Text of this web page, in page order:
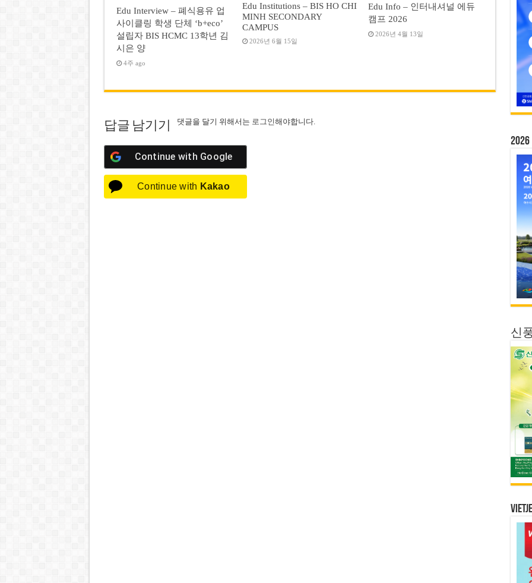
Edu Interview – 폐식용유 업
사이클링 학생 단체 ‘b+eco’
설립자 BIS HCMC 13학년 김
시은 양
4주 ago
Edu Institutions – BIS HO CHI
MINH SECONDARY
CAMPUS
2026년 6월 15일
Edu Info – 인터내셔널 에듀
캠프 2026
2026년 4월 13일
답글 남기기 댓글을 달기 위해서는 로그인해야합니다.
Continue with Google
Continue with Kakao
신